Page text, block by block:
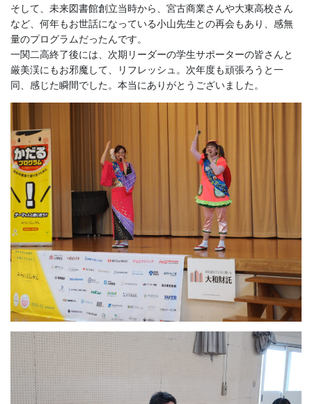
そして、未来図書館創立当時から、宮古商業さんや大東高校さん
など、何年もお世話になっている小山先生との再会もあり、感無
量のプログラムだったんです。
一関二高終了後には、次期リーダーの学生サポーターの皆さんと
厳美渓にもお邪魔して、リフレッシュ。次年度も頑張ろうと一
同、感じた瞬間でした。本当にありがとうございました。